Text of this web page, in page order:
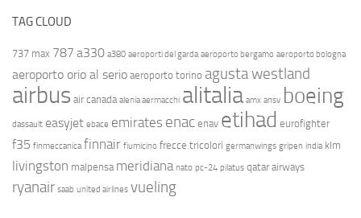
TAG CLOUD
737 max 787 a330 a380 aeroporti del garda aeroporto bergamo aeroporto bologna
aeroporto orio al serio aeroporto torino agusta westland
airbus air canada alenia aermacchi alitalia amx ansv boeing
dassault easyjet ebace emirates enac enav etihad eurofighter
f35 finmeccanica finnair fiumicino frecce tricolori germanwings gripen india klm
livingston malpensa meridiana nato pc-24 pilatus qatar airways
ryanair saab united airlines vueling